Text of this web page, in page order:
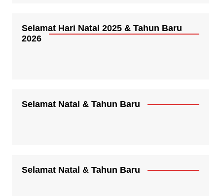
Selamat Hari Natal 2025 & Tahun Baru
2026
Selamat Natal & Tahun Baru
Selamat Natal & Tahun Baru